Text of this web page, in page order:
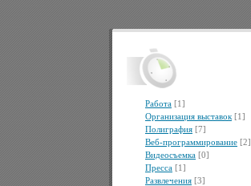
Работа [1]
Организация выставок [1]
Полиграфия [7]
Веб-программирование [2]
Видеосъемка [0]
Пресса [1]
Развлечения [3]